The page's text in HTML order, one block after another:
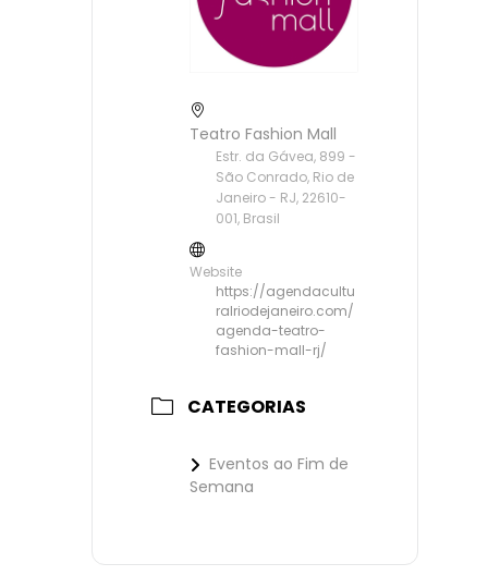
Teatro Fashion Mall
Estr. da Gávea, 899 -
São Conrado, Rio de
Janeiro - RJ, 22610-
001, Brasil
Website
https://agendacultu
ralriodejaneiro.com/
agenda-teatro-
fashion-mall-rj/
CATEGORIAS
Eventos ao Fim de
Semana